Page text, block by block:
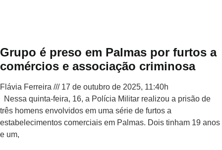
Grupo é preso em Palmas por furtos a
comércios e associação criminosa
Flávia Ferreira
17 de outubro de 2025, 11:40h
Nessa quinta-feira, 16, a Polícia Militar realizou a prisão de
três homens envolvidos em uma série de furtos a
estabelecimentos comerciais em Palmas. Dois tinham 19 anos
e um,